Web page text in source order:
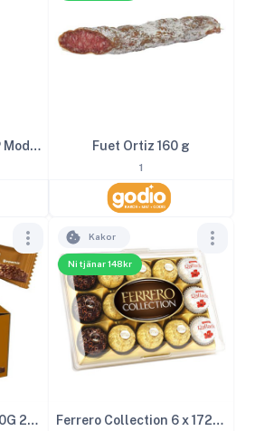
Aceto Balsamico IGP Modena 2 Fuet Ortiz 160 g
1
Corny BIG Brownie 50G 24st
Ni tjänar 148kr
Kakor
Ferrero Collection 6 x 172g 1kg